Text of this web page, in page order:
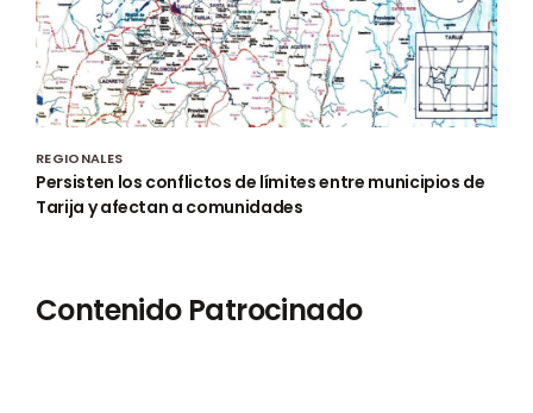
REGIONALES
Persisten los conflictos de límites entre municipios de
Tarija y afectan a comunidades
Contenido Patrocinado